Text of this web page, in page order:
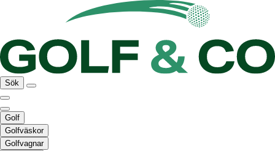
Sök
Golf
Golfväskor
Golfvagnar